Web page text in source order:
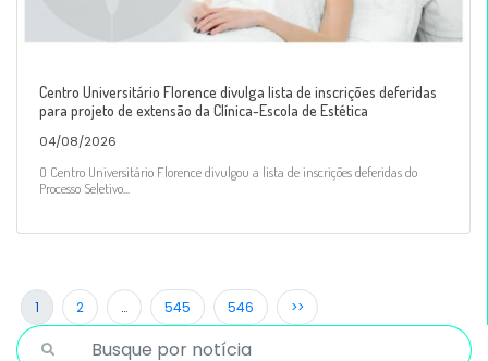
Centro Universitário Florence divulga lista de inscrições deferidas
para projeto de extensão da Clínica-Escola de Estética
04/08/2026
O Centro Universitário Florence divulgou a lista de inscrições deferidas do
Processo Seletivo...
1 2 … 545 546 >>